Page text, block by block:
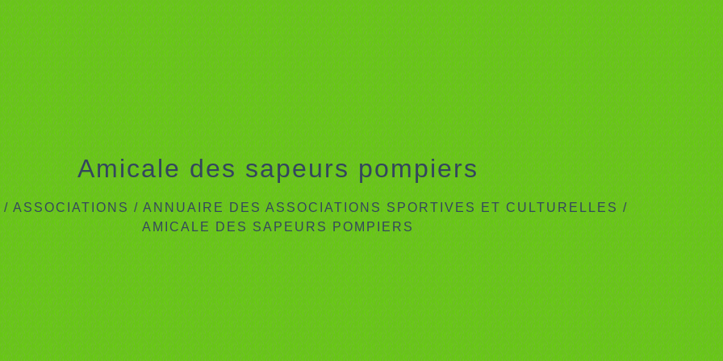
Amicale des sapeurs pompiers
ASSOCIATIONS /ANNUAIRE DES ASSOCIATIONS SPORTIVES ET CULTURELLES/
AMICALE DES SAPEURS POMPIERS